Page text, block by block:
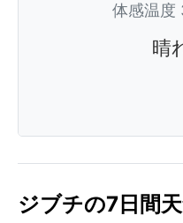
体感温度
晴
ジブチの7日間